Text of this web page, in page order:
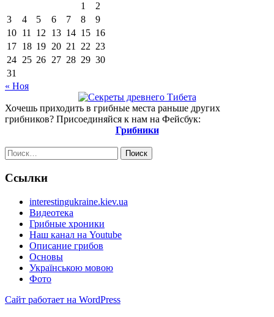
1
2
3
4 5 6 7 8
9
10 11 12 13 14 15 16
17 18 19 20 21 22 23
24 25 26 27 28 29 30
31
« Ноя
Хочешь приходить в грибные места раньше других
грибников? Присоединяйся к нам на Фейсбук:
Грибники
Найти:
Ссылки
interestingukraine.kiev.ua
Видеотека
Грибные хроники
Наш канал на Youtube
Описание грибов
Основы
Українською мовою
Фото
Сайт работает на WordPress